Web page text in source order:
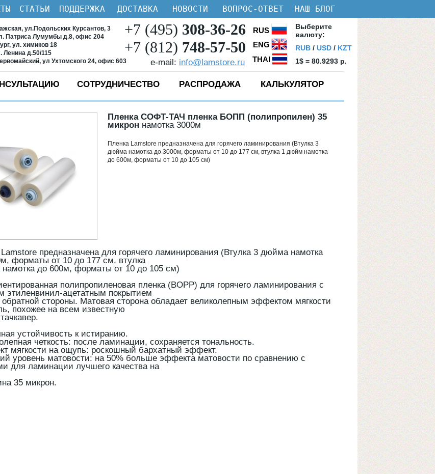
СТАТЬИ ПОДДЕРЖКА ДОСТАВКА НОВОСТИ ВОПРОС-ОТВЕТ НАШ БЛОГ
ул.Подольских Курсантов, 3
Патриса Лумумбы д.8, офис 204
ул. химиков 18
Ленина д.50/115
ул Ухтомского 24, офис 603
+7 (495) 308-36-26
+7 (812) 748-57-50
e-mail: info@lamstore.ru
RUS
ENG
Bыберите
валюту:
RUB / USD / KZT
1$ = 80.9293 p.
THAI
СОТРУДНИЧЕСТВО РАСПРОДАЖА КАЛЬКУЛЯТОР
Пленка СОФТ-ТАЧ пленка БОПП (полипропилен) 35
микрон намотка 3000м
Пленка Lamstore предназначена для горячего ламинирования (Втулка 3
дюйма намотка до 3000м, форматы от 10 до 177 см, втулка 1 дюйм намотка
до 600м, форматы от 10 до 105 см)
предназначена для горячего ламинирования (Втулка 3 дюйма намотка
форматы от 10 до 177 см, втулка
до 600м, форматы от 10 до 105 см)
полипропиленовая пленка (BOPP) для горячего ламинирования с
этиленвинил-ацетатным покрытием
обратной стороны. Матовая сторона обладает великолепным эффектом мягкости
похожее на всем известную
устойчивость к истиранию.
четкость: после ламинации, сохраняется тональность.
мягкости на ощупь: роскошный бархатный эффект.
уровень матовости: на 50% больше эффекта матовости по сравнению с
для ламинации лучшего качества на
35 микрон.